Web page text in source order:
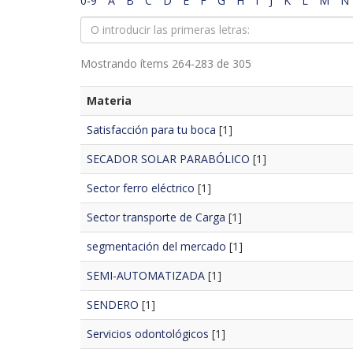
Mostrando ítems 264-283 de 305
Materia
Satisfacción para tu boca [1]
SECADOR SOLAR PARABÓLICO [1]
Sector ferro eléctrico [1]
Sector transporte de Carga [1]
segmentación del mercado [1]
SEMI-AUTOMATIZADA [1]
SENDERO [1]
Servicios odontológicos [1]